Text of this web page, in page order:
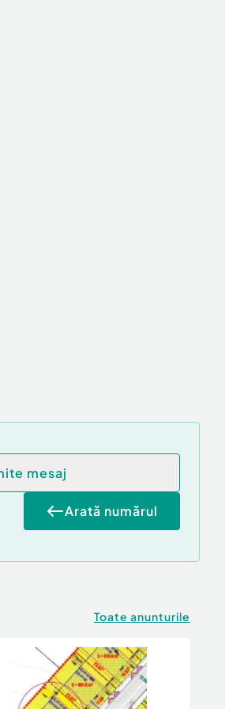
mesaj
Arată numărul
Toate anunturile